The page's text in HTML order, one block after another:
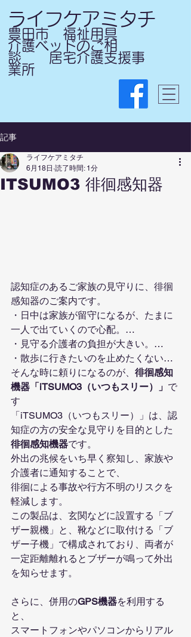
ライフケアミタチ
​豊田市 福祉用具
介護ベッドのご相
談 居宅介護支援事
業所
Tel:
記事
ITSUMO3 徘徊感知器
ライフケアミタチ
6月18日 読了時間: 1分
認知症のあるご家族の見守りに、徘徊
感知器のご案内です。
・日中は家族が留守になるが、たまに
一人で出ていくので心配。…
・見守る介護者の負担が大きい。…
・散歩に行きたいのを止めたくない…
そんな時に頼りになるのが、 徘徊感知
機器「iTSUMO3（いつもスリー）」 で
す
「iTSUMO3（いつもスリー）」は、認
知症の方の安全な見守りを目的とした
徘徊感知機器です。
外出の兆候をいち早く察知し、家族や
介護者に通知することで、
徘徊による事故や行方不明のリスクを
軽減します。
この製品は、玄関などに設置する「ブ
ザー親機」と、靴などに取付ける「ブ
ザー子機」で構成されており、両者が
一定距離離れるとブザーが鳴って外出
を知らせます。
さらに、併用のGPS機器を利用する
と、
スマートフォンやパソコンからリアル